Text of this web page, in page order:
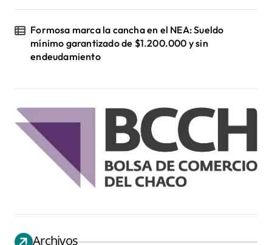
Formosa marca la cancha en el NEA: Sueldo
mínimo garantizado de $1.200.000 y sin
endeudamiento
Archivos